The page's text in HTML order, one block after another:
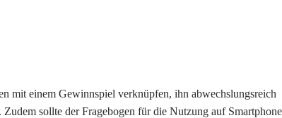
mit einem Gewinnspiel verknüpfen, ihn abwechslungsreich
sollte der Fragebogen für die Nutzung auf